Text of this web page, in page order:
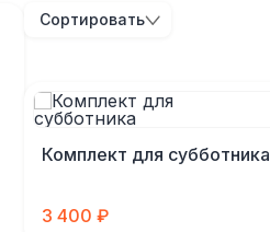
Сортировать
Комплект для субботника
3 400 ₽